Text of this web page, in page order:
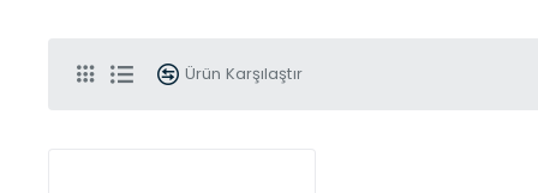
Ürün Karşılaştır